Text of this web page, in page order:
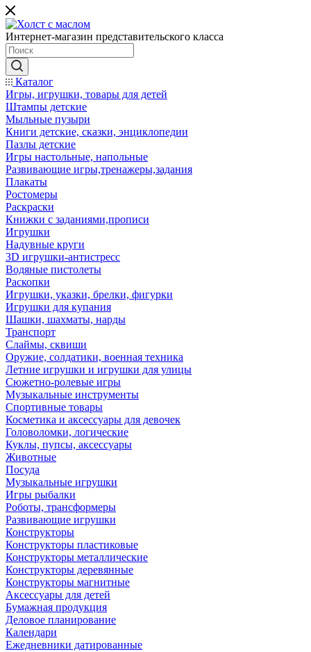
Интернет-магазин представительского класса
Каталог
Игры, игрушки, товары для детей
Штампы детские
Мыльные пузыри
Книги детские, сказки, энциклопедии
Пазлы детские
Игры настольные, напольные
Развивающие игры,тренажеры,задания
Плакаты
Ростомеры
Раскраски
Книжки с заданиями,прописи
Игрушки
Надувные круги
3D игрушки-антистресс
Водяные пистолеты
Раскопки
Игрушки, указки, брелки, фигурки
Игрушки для купания
Шашки, шахматы, нарды
Транспорт
Слаймы, сквиши
Оружие, солдатики, военная техника
Летние игрушки и игрушки для улицы
Сюжетно-ролевые игры
Музыкальные инструменты
Спортивные товары
Косметика и аксессуары для девочек
Головоломки, логические
Куклы, пупсы, аксессуары
Животные
Посуда
Музыкальные игрушки
Игры рыбалки
Роботы, трансформеры
Развивающие игрушки
Конструкторы
Конструкторы пластиковые
Конструкторы металлические
Конструкторы деревянные
Конструкторы магнитные
Аксессуары для детей
Бумажная продукция
Деловое планирование
Календари
Ежедневники датированные